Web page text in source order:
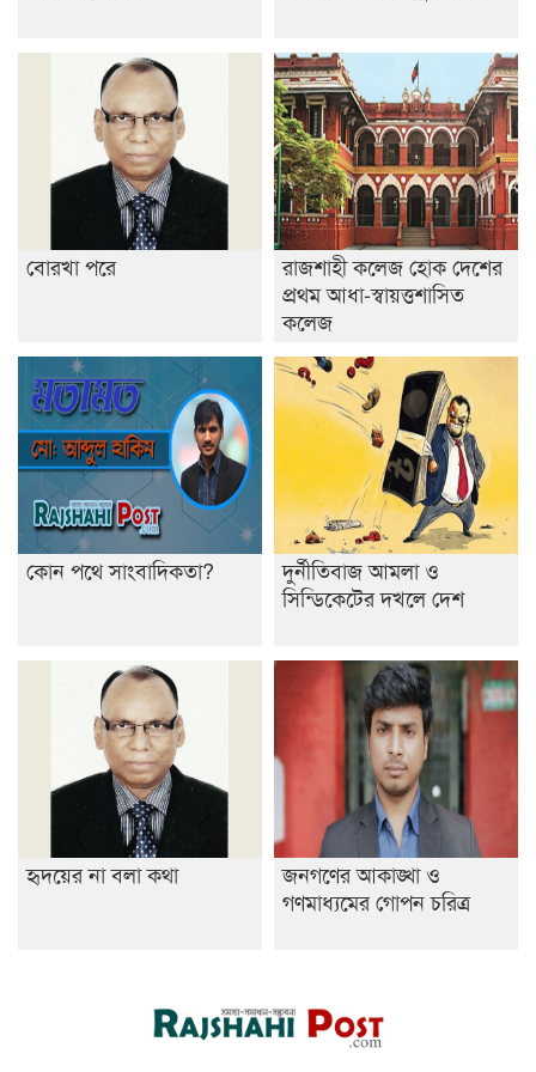
ডাকসুতে শিবিরের নিরঙ্কুশ জয়
রাজশাহীতে ট্রাকচাপায় ভ্যানচালক নিহত
শেষ সময়ে ভোট কারচুরি অভিযোগ আবিদের
বোরখা পরে
রাজশাহী কলেজ হোক দেশের
প্রথম আধা-স্বায়ত্তশাসিত
কলেজ
কোন পথে সাংবাদিকতা?
দুর্নীতিবাজ আমলা ও
সিন্ডিকেটের দখলে দেশ
হৃদয়ের না বলা কথা
জনগণের আকাঙ্খা ও
গণমাধ্যমের গোপন চরিত্র